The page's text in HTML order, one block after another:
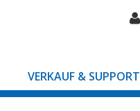
VERKAUF & SUPPORT